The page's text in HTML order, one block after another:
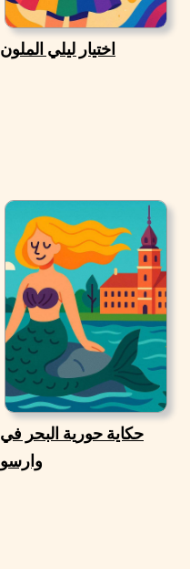
اختيار ليلي الملون
حكاية حورية البحر في
وارسو